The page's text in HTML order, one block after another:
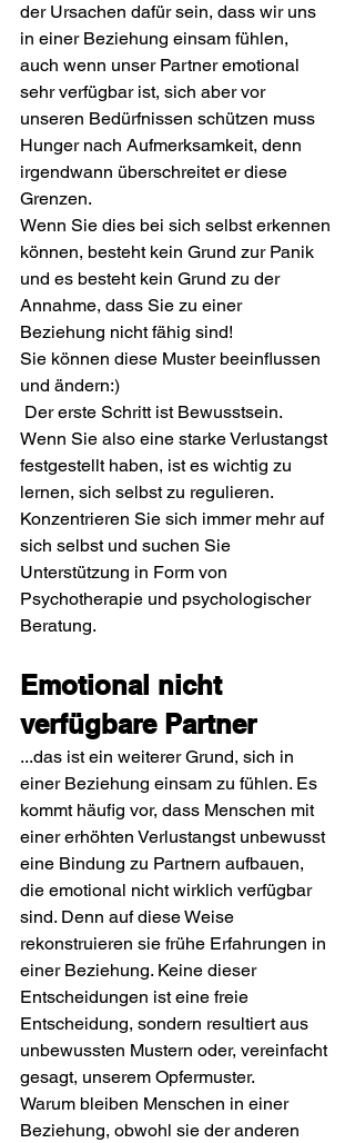
der Ursachen dafür sein, dass wir uns
in einer Beziehung einsam fühlen,
auch wenn unser Partner emotional
sehr verfügbar ist, sich aber vor
unseren Bedürfnissen schützen muss
Hunger nach Aufmerksamkeit, denn
irgendwann überschreitet er diese
Grenzen.
Wenn Sie dies bei sich selbst erkennen
können, besteht kein Grund zur Panik
und es besteht kein Grund zu der
Annahme, dass Sie zu einer
Beziehung nicht fähig sind!
Sie können diese Muster beeinflussen
und ändern:)
Der erste Schritt ist Bewusstsein.
Wenn Sie also eine starke Verlustangst
festgestellt haben, ist es wichtig zu
lernen, sich selbst zu regulieren.
Konzentrieren Sie sich immer mehr auf
sich selbst und suchen Sie
Unterstützung in Form von
Psychotherapie und psychologischer
Beratung.
Emotional nicht
verfügbare Partner
...das ist ein weiterer Grund, sich in
einer Beziehung einsam zu fühlen. Es
kommt häufig vor, dass Menschen mit
einer erhöhten Verlustangst unbewusst
eine Bindung zu Partnern aufbauen,
die emotional nicht wirklich verfügbar
sind. Denn auf diese Weise
rekonstruieren sie frühe Erfahrungen in
einer Beziehung. Keine dieser
Entscheidungen ist eine freie
Entscheidung, sondern resultiert aus
unbewussten Mustern oder, vereinfacht
gesagt, unserem Opfermuster.
Warum bleiben Menschen in einer
Beziehung, obwohl sie der anderen